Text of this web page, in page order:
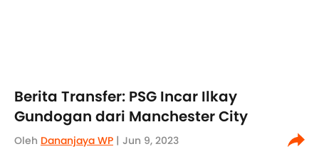
Berita Transfer: PSG Incar Ilkay
Gundogan dari Manchester City
Oleh Dananjaya WP | Jun 9, 2023